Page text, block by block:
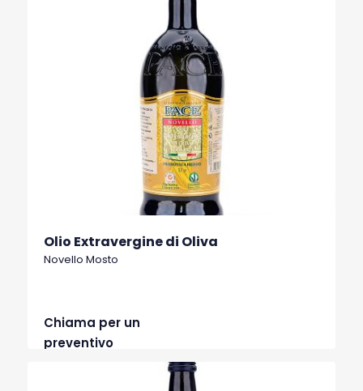
Olio Extravergine di Oliva
Novello Mosto
Chiama per un
preventivo